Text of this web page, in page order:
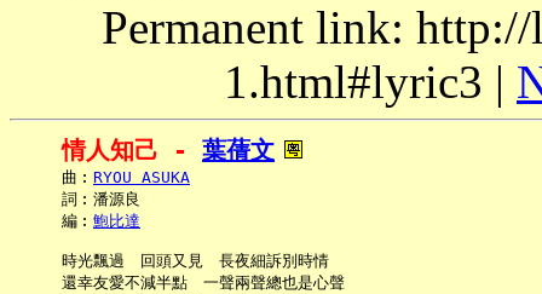
Permanent link:
1.html#lyric3 |
情人知己 - 葉蒨文
     曲︰
RYOU ASUKA
     詞︰潘源良
     編︰
鮑比達
     時光飄過　回頭又見　長夜細訴別時情
     還幸友愛不減半點　一聲兩聲總也是心聲